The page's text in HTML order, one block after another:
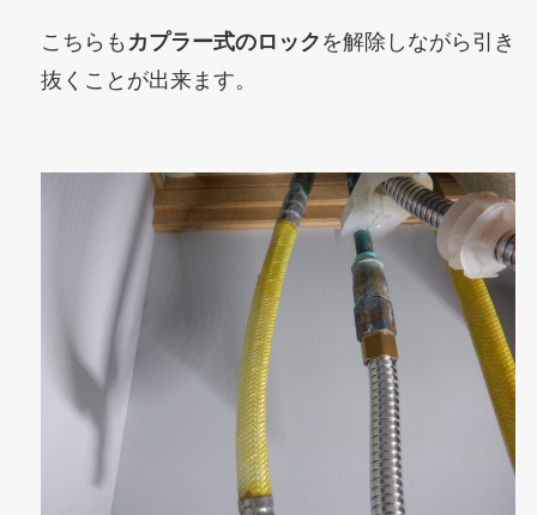
こちらも カプラー式のロック を解除しながら引き
抜くことが出来ます。